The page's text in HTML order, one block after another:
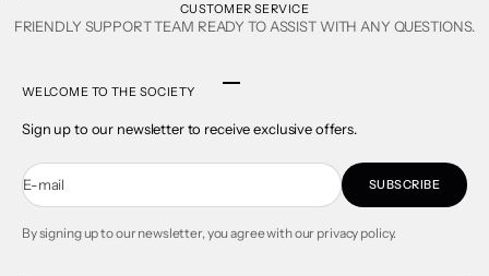
CUSTOMER SERVICE
FRIENDLY SUPPORT TEAM READY TO ASSIST WITH ANY QUESTIONS.
WELCOME TO THE SOCIETY
Sign up to our newsletter to receive exclusive offers.
E-mail SUBSCRIBE
By signing up to our newsletter, you agree with our privacy policy.